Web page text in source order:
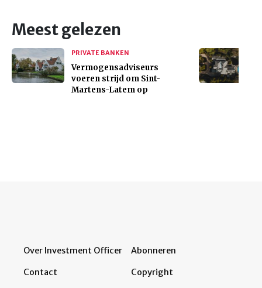
Meest gelezen
PRIVATE BANKEN
Vermogensadviseurs
voeren strijd om Sint-
Martens-Latem op
Over Investment Officer
Contact
Abonneren
Copyright